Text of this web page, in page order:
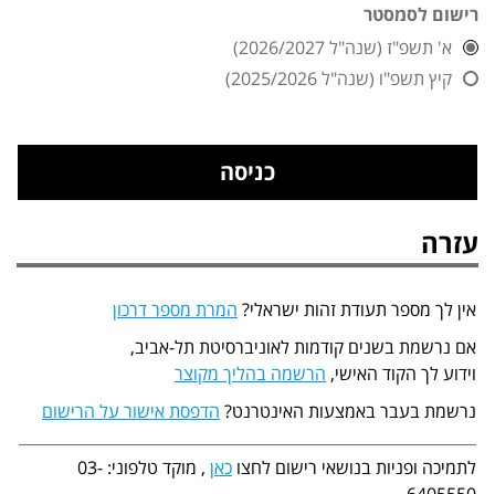
רישום לסמסטר
א' תשפ"ז (שנה"ל 2026/2027)
קיץ תשפ"ו (שנה"ל 2025/2026)
עזרה
אין לך מספר תעודת זהות ישראלי? המרת מספר דרכון
אם נרשמת בשנים קודמות לאוניברסיטת תל-אביב,
וידוע לך הקוד האישי, הרשמה בהליך מקוצר
נרשמת בעבר באמצעות האינטרנט? הדפסת אישור על הרישום
לתמיכה ופניות בנושאי רישום לחצו כאן
, מוקד טלפוני: 03-